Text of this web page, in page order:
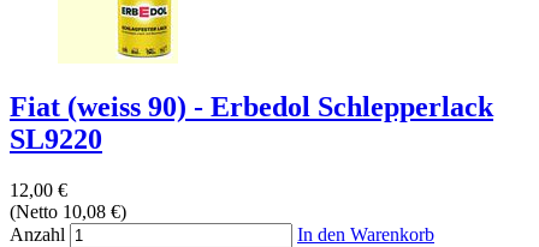
Fiat (weiss 90) - Erbedol Schlepperlack
SL9220
12,00 €
(Netto 10,08 €)
Anzahl
In den Warenkorb